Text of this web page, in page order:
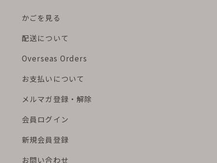
かごを見る
配送について
Overseas Orders
お支払いについて
メルマガ登録・解除
会員ログイン
新規会員登録
お問い合わせ